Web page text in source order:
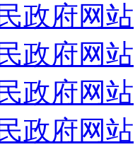
政府网站
政府网站
政府网站
政府网站